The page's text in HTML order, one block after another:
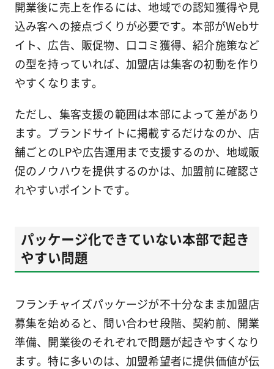
開業後に売上を作るには、地域での認知獲得や見
込み客への接点づくりが必要です。本部がWebサ
イト、広告、販促物、口コミ獲得、紹介施策など
の型を持っていれば、加盟店は集客の初動を作り
やすくなります。
ただし、集客支援の範囲は本部によって差があり
ます。ブランドサイトに掲載するだけなのか、店
舗ごとのLPや広告運用まで支援するのか、地域販
促のノウハウを提供するのかは、加盟前に確認さ
れやすいポイントです。
パッケージ化できていない本部で起き
やすい問題
フランチャイズパッケージが不十分なまま加盟店
募集を始めると、問い合わせ段階、契約前、開業
準備、開業後のそれぞれで問題が起きやすくなり
ます。特に多いのは、加盟希望者に提供価値が伝